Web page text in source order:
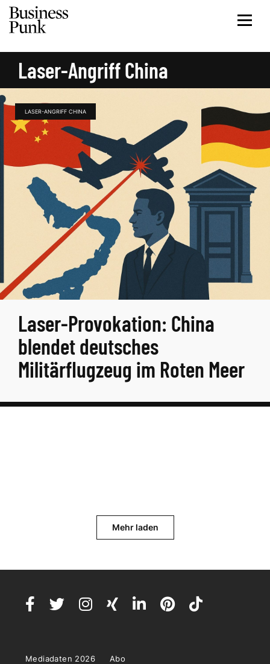
Laser-Angriff China
LASER-ANGRIFF CHINA
Laser-Provokation: China
blendet deutsches
Militärflugzeug im Roten Meer
Mehr laden
Mediadaten 2026 Abo